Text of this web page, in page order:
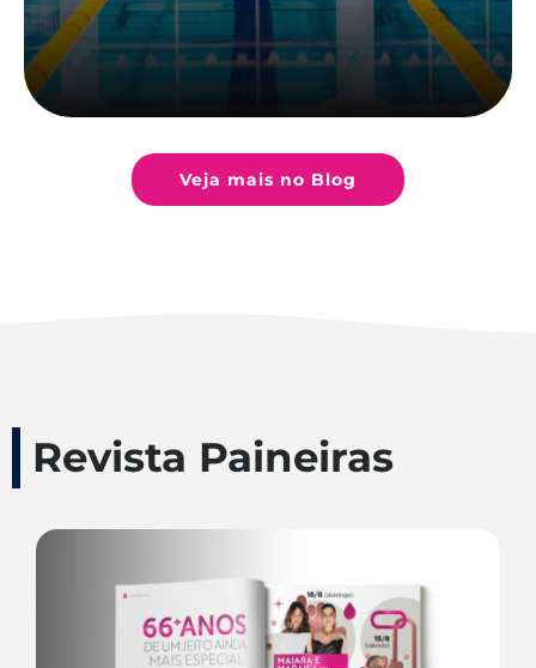
Veja mais no Blog
Revista Paineiras